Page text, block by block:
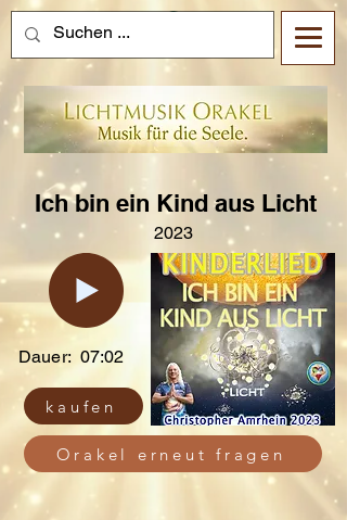
Ich bin ein Kind aus Licht
2023
Dauer: 07:02
kaufen
Orakel erneut fragen